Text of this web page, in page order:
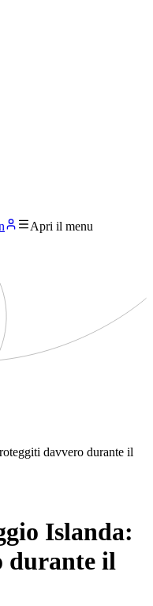
Apri il menu
davvero durante il
Islanda:
durante il